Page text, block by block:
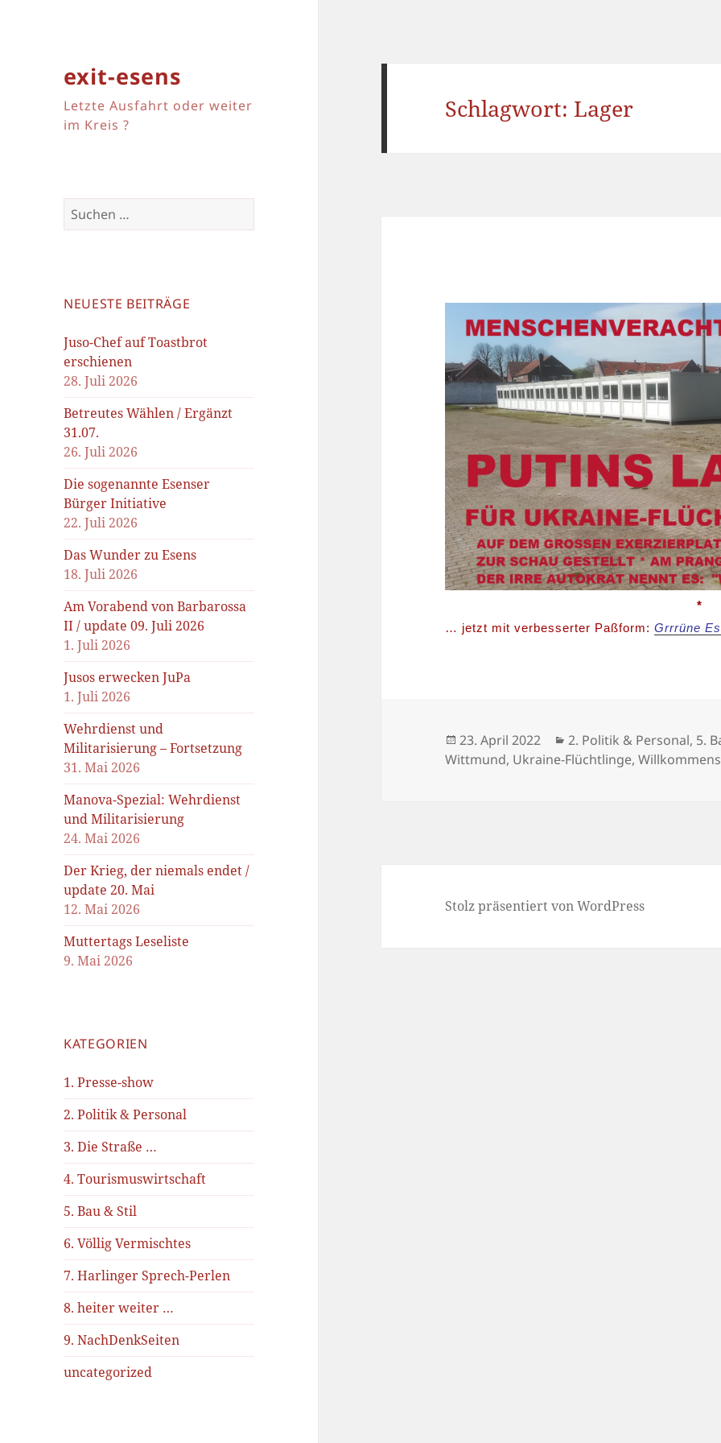
exit-esens
Letzte Ausfahrt oder weiter
im Kreis ?
Suchen
nach:
NEUESTE BEITRÄGE
Juso-Chef auf Toastbrot
erschienen
28. Juli 2026
Betreutes Wählen / Ergänzt
31.07.
26. Juli 2026
Die sogenannte Esenser
Bürger Initiative
22. Juli 2026
Das Wunder zu Esens
18. Juli 2026
Am Vorabend von Barbarossa
II / update 09. Juli 2026
1. Juli 2026
Jusos erwecken JuPa
1. Juli 2026
Wehrdienst und
Militarisierung – Fortsetzung
31. Mai 2026
Manova-Spezial: Wehrdienst
und Militarisierung
24. Mai 2026
Der Krieg, der niemals endet /
update 20. Mai
12. Mai 2026
Muttertags Leseliste
9. Mai 2026
KATEGORIEN
1. Presse-show
2. Politik & Personal
3. Die Straße …
4. Tourismuswirtschaft
5. Bau & Stil
6. Völlig Vermischtes
7. Harlinger Sprech-Perlen
8. heiter weiter …
9. NachDenkSeiten
uncategorized
Schlagwort: Lager
*
… jetzt mit verbesserter Paßform:Grrrüne
Veröffentlicht
am
23. April 2022 Kategorien
2. Politik & Personal, 5.
Wittmund, Ukraine-Flüchtlinge,
Stolz präsentiert von WordPress